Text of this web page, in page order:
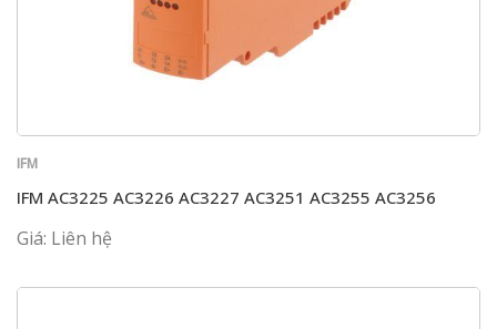
IFM
IFM AC3225 AC3226 AC3227 AC3251 AC3255 AC3256
Giá: Liên hệ